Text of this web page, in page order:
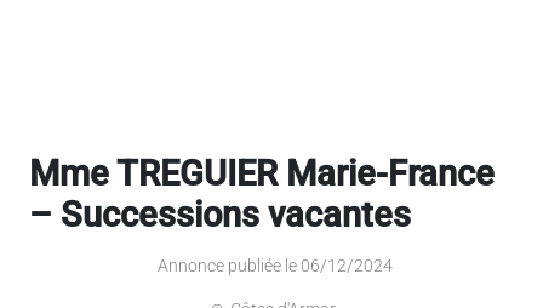
Mme TREGUIER Marie-France
– Successions vacantes
Annonce publiée le 06/12/2024